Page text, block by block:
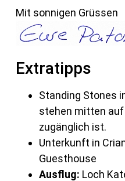
Mit sonnigen Grüssen
Extratipps
Standing Stones
stehen mitten auf
zugänglich ist.
Unterkunft in
Guesthouse
Ausflug: Loch